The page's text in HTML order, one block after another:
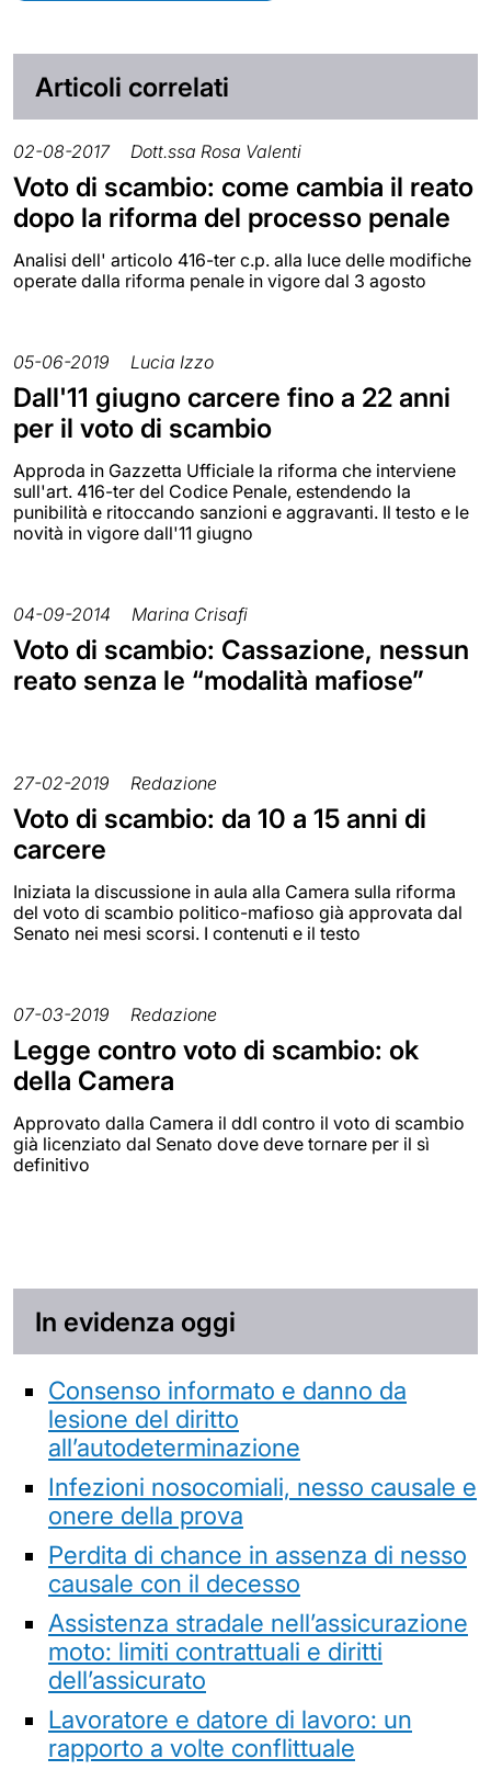
Articoli correlati
02-08-2017 Dott.ssa Rosa Valenti
Voto di scambio: come cambia il reato
dopo la riforma del processo penale
Analisi dell' articolo 416-ter c.p. alla luce delle modifiche
operate dalla riforma penale in vigore dal 3 agosto
05-06-2019 Lucia Izzo
Dall'11 giugno carcere fino a 22 anni
per il voto di scambio
Approda in Gazzetta Ufficiale la riforma che interviene
sull'art. 416-ter del Codice Penale, estendendo la
punibilità e ritoccando sanzioni e aggravanti. Il testo e le
novità in vigore dall'11 giugno
04-09-2014 Marina Crisafi
Voto di scambio: Cassazione, nessun
reato senza le “modalità mafiose”
27-02-2019 Redazione
Voto di scambio: da 10 a 15 anni di
carcere
Iniziata la discussione in aula alla Camera sulla riforma
del voto di scambio politico-mafioso già approvata dal
Senato nei mesi scorsi. I contenuti e il testo
07-03-2019 Redazione
Legge contro voto di scambio: ok
della Camera
Approvato dalla Camera il ddl contro il voto di scambio
già licenziato dal Senato dove deve tornare per il sì
definitivo
In evidenza oggi
Consenso informato e danno da
lesione del diritto
all’autodeterminazione
Infezioni nosocomiali, nesso causale e
onere della prova
Perdita di chance in assenza di nesso
causale con il decesso
Assistenza stradale nell’assicurazione
moto: limiti contrattuali e diritti
dell’assicurato
Lavoratore e datore di lavoro: un
rapporto a volte conflittuale